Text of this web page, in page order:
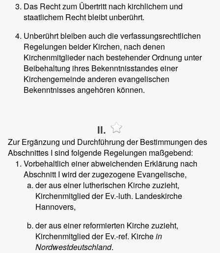
Das Recht zum Übertritt nach kirchlichem und
staatlichem Recht bleibt unberührt.
Unberührt bleiben auch die verfassungsrechtlichen
Regelungen beider Kirchen, nach denen
Kirchenmitglieder nach bestehender Ordnung unter
Beibehaltung ihres Bekenntnisstandes einer
Kirchengemeinde anderen evangelischen
Bekenntnisses angehören können.
II.
Zur Ergänzung und Durchführung der Bestimmungen des
Abschnittes I sind folgende Regelungen maßgebend:
Vorbehaltlich einer abweichenden Erklärung nach
Abschnitt I wird der zugezogene Evangelische,
der aus einer lutherischen Kirche zuzieht,
Kirchenmitglied der Ev.-luth. Landeskirche
Hannovers,
der aus einer reformierten Kirche zuzieht,
Kirchenmitglied der Ev.-ref. Kirchein
Nordwestdeutschland.